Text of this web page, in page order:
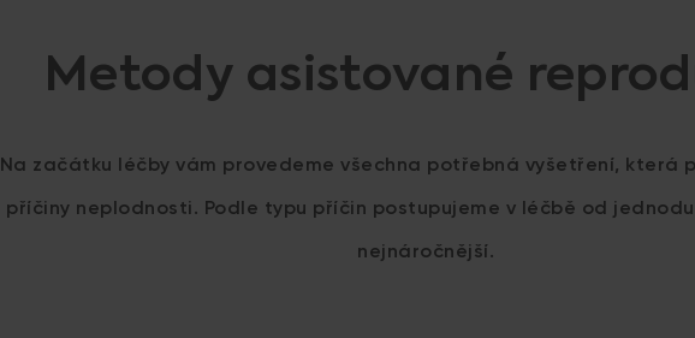
Metody asistované
Na začátku léčby vám provedeme všechna potřebná vyšetření, která
příčiny neplodnosti. Podle typu příčin postupujeme v léčbě od
nejnáročnější.